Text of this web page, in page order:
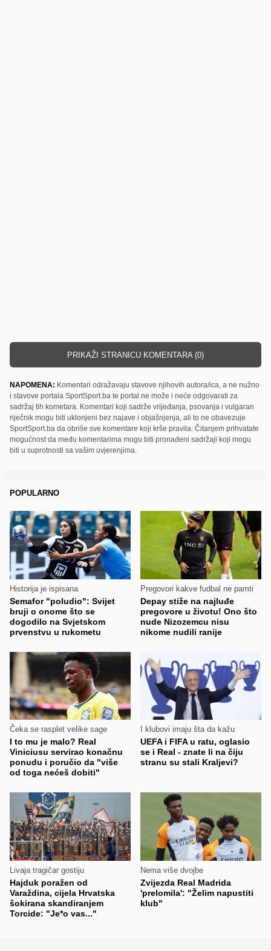
PRIKAŽI STRANICU KOMENTARA (0)
NAPOMENA: Komentari odražavaju stavove njihovih autora/ica, a ne nužno
i stavove portala SportSport.ba te portal ne može i neće odgovarati za
sadržaj tih kometara. Komentari koji sadrže vrijeđanja, psovanja i vulgaran
riječnik mogu biti uklonjeni bez najave i objašnjenja, ali to ne obavezuje
SportSport.ba da obriše sve komentare koji krše pravila. Čitanjem prihvatate
mogućnost da među komentarima mogu biti pronađeni sadržaji koji mogu
biti u suprotnosti sa vašim uvjerenjima.
POPULARNO
Historija je ispisana
Semafor "poludio": Svijet
bruji o onome što se
dogodilo na Svjetskom
prvenstvu u rukometu
Pregovori kakve fudbal ne pamti
Depay stiže na najluđe
pregovore u životu! Ono što
nude Nizozemcu nisu
nikome nudili ranije
Čeka se rasplet velike sage
I to mu je malo? Real
Viniciusu servirao konačnu
ponudu i poručio da "više
od toga nećeš dobiti"
I klubovi imaju šta da kažu
UEFA i FIFA u ratu, oglasio
se i Real - znate li na čiju
stranu su stali Kraljevi?
Livaja tragičar gostiju
Hajduk poražen od
Varaždina, cijela Hrvatska
šokirana skandiranjem
Torcide: "Je*o vas..."
Nema više dvojbe
Zvijezda Real Madrida
'prelomila': "Želim napustiti
klub"